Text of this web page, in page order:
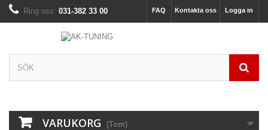
Logga in
Kontakta oss
FAQ
Ring oss: 031-382 33 00
VARUKORG (Tom)